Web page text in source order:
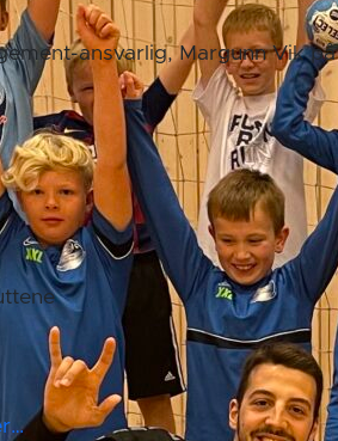
ansvarlig, Margunn Vik på